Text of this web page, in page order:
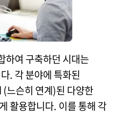
하여 구축하던 시대는
. 각 분야에 특화된
슨히 연계)된 다양한
활용합니다. 이를 통해 각